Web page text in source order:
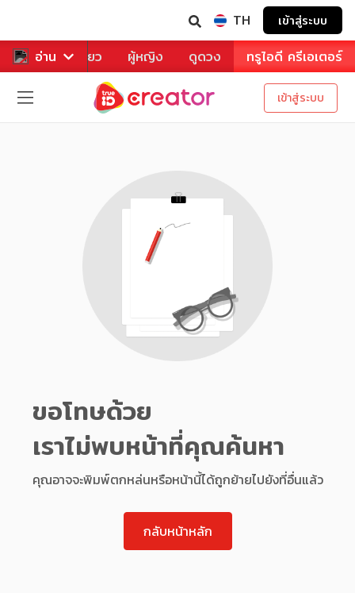
TH เข้าสู่ระบบ
อ่าน
หาร ท่องเที่ยว ผู้หญิง ดูดวง ทรูไอดี ครีเอเตอร์
เข้าสู่ระบบ
ขอโทษด้วย
เราไม่พบหน้าที่คุณค้นหา
คุณอาจจะพิมพ์ตกหล่นหรือหน้านี้ได้ถูกย้ายไปยังที่อื่นแล้ว
กลับหน้าหลัก